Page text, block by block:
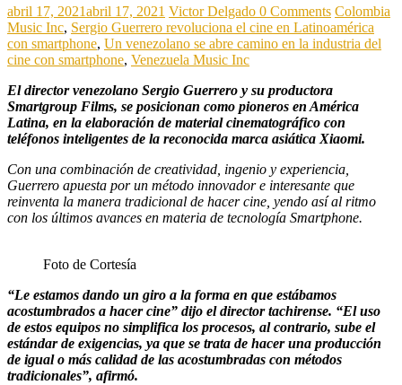
abril 17, 2021abril 17, 2021 Victor Delgado 0 Comments Colombia
Music Inc, Sergio Guerrero revoluciona el cine en Latinoamérica
con smartphone, Un venezolano se abre camino en la industria del
cine con smartphone, Venezuela Music Inc
El director venezolano Sergio Guerrero y su productora
Smartgroup Films, se posicionan como pioneros en América
Latina, en la elaboración de material cinematográfico con
teléfonos inteligentes de la reconocida marca asiática Xiaomi.
Con una combinación de creatividad, ingenio y experiencia,
Guerrero apuesta por un método innovador e interesante que
reinventa la manera tradicional de hacer cine, yendo así al ritmo
con los últimos avances en materia de tecnología Smartphone.
Foto de Cortesía
“Le estamos dando un giro a la forma en que estábamos
acostumbrados a hacer cine” dijo el director tachirense. “El uso
de estos equipos no simplifica los procesos, al contrario, sube el
estándar de exigencias, ya que se trata de hacer una producción
de igual o más calidad de las acostumbradas con métodos
tradicionales”, afirmó.